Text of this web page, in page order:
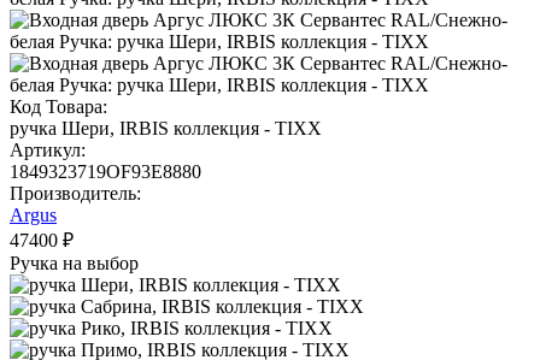
Код Товара:
ручка Шери, IRBIS коллекция - TIXX
Артикул:
1849323719OF93E8880
Производитель:
Argus
47400 ₽
Ручка на выбор